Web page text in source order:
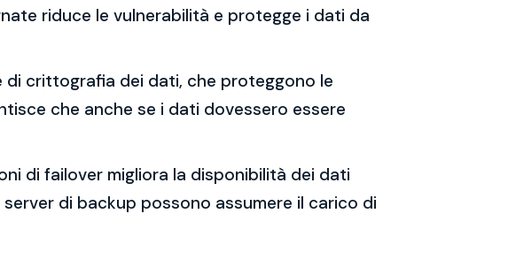
riduce le vulnerabilità e protegge i dati da
di crittografia dei dati, che proteggono le
che anche se i dati dovessero essere
di failover migliora la disponibilità dei dati
di backup possono assumere il carico di